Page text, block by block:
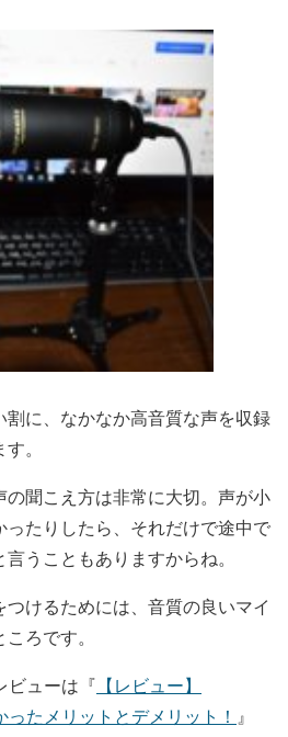
割に、なかなか高音質な声を収録
。
聞こえ方は非常に大切。声が小
ったりしたら、それだけで途中で
うこともありますからね。
けるためには、音質の良いマイ
ろです。
ビューは『 【レビュー】
たメリットとデメリット！ 』